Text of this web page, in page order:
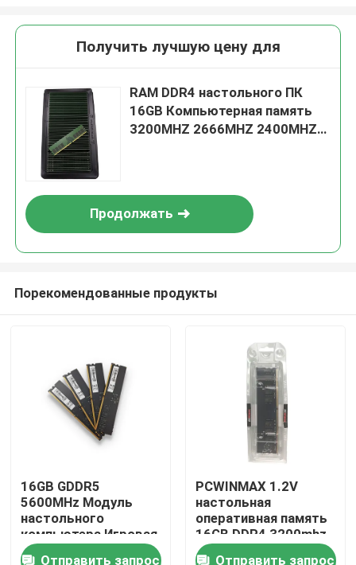
Продукты
Видео
Получить лучшую цену для
RAM DDR4 настольного ПК
16GB Компьютерная память
3200MHZ 2666MHZ 2400MHZ
Продолжать
Порекомендованные продукты
16GB GDDR5
5600MHz Модуль
настольного
компьютера Игровая
память OEM ODM
Отправить запрос
PCWINMAX 1.2V
настольная
оперативная память
16GB DDR4 3200mhz
настольная
Отправить запрос